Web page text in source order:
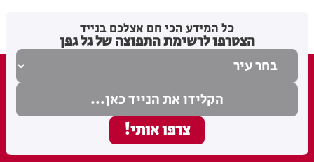
כל המידע הכי חם אצלכם בנייד
הצטרפו לרשימת התפוצה של גל גפן